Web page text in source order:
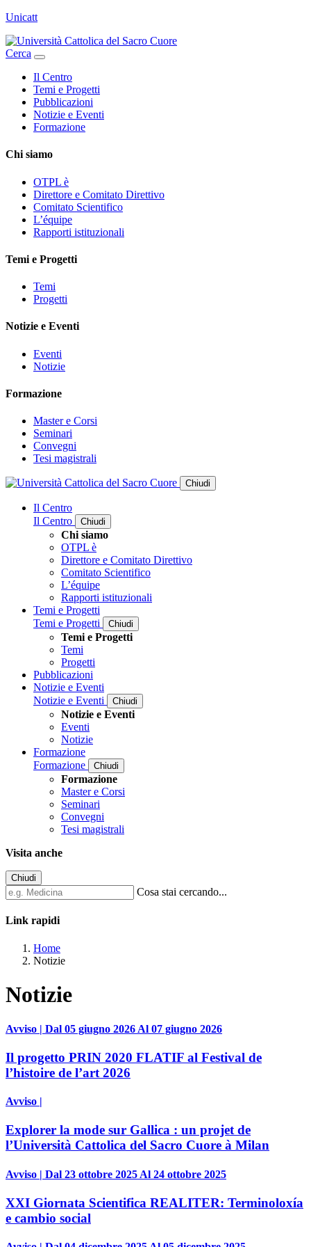
Unicatt
Cerca
Il Centro
Temi e Progetti
Pubblicazioni
Notizie e Eventi
Formazione
Chi siamo
OTPL è
Direttore e Comitato Direttivo
Comitato Scientifico
L’équipe
Rapporti istituzionali
Temi e Progetti
Temi
Progetti
Notizie e Eventi
Eventi
Notizie
Formazione
Master e Corsi
Seminari
Convegni
Tesi magistrali
Chiudi
Il Centro
Il Centro
Chiudi
Chi siamo
OTPL è
Direttore e Comitato Direttivo
Comitato Scientifico
L’équipe
Rapporti istituzionali
Temi e Progetti
Temi e Progetti
Chiudi
Temi e Progetti
Temi
Progetti
Pubblicazioni
Notizie e Eventi
Notizie e Eventi
Chiudi
Notizie e Eventi
Eventi
Notizie
Formazione
Formazione
Chiudi
Formazione
Master e Corsi
Seminari
Convegni
Tesi magistrali
Visita anche
Chiudi
Cosa stai cercando...
Link rapidi
Home
Notizie
Notizie
Avviso | Dal 05 giugno 2026 Al 07 giugno 2026
Il progetto PRIN 2020 FLATIF al Festival de
l’histoire de l’art 2026
Avviso |
Explorer la mode sur Gallica : un projet de
l’Università Cattolica del Sacro Cuore à Milan
Avviso | Dal 23 ottobre 2025 Al 24 ottobre 2025
XXI Giornata Scientifica REALITER: Terminoloxía
e cambio social